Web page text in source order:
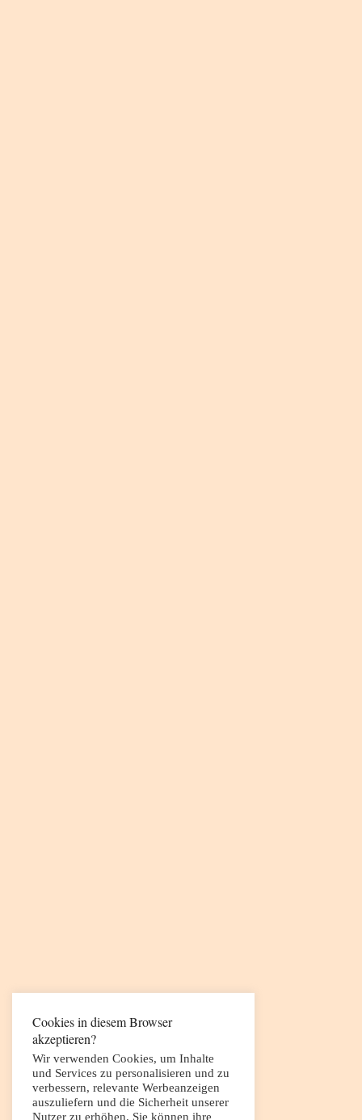
Cookies in diesem Browser
akzeptieren?
Wir verwenden Cookies, um Inhalte
und Services zu personalisieren und zu
verbessern, relevante Werbeanzeigen
auszuliefern und die Sicherheit unserer
Nutzer zu erhöhen. Sie können ihre